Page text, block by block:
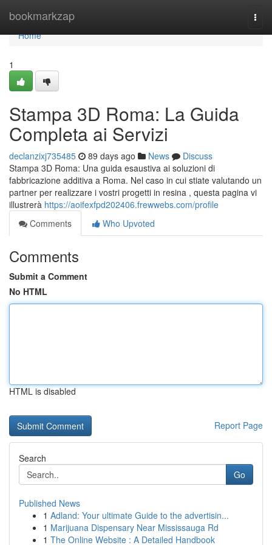
bookmarkzap
Home
Home
1
Stampa 3D Roma: La Guida
Completa ai Servizi
declanzixj735485 89 days ago News
Discuss
Stampa 3D Roma: Una guida esaustiva ai soluzioni di
fabbricazione additiva a Roma. Nel caso in cui stiate valutando un
partner per realizzare i vostri progetti in resina , questa pagina vi
illustrerà https://aoifexfpd202406.frewwebs.com/profile
Comments
Who Upvoted
Comments
Submit a Comment
No HTML
HTML is disabled
Report Page
Search
Go
Published News
1 Adland: Your ultimate Guide to the advertisin...
1 Marijuana Dispensary Near Mississauga Rd
1 The Online Website : A Detailed Handbook